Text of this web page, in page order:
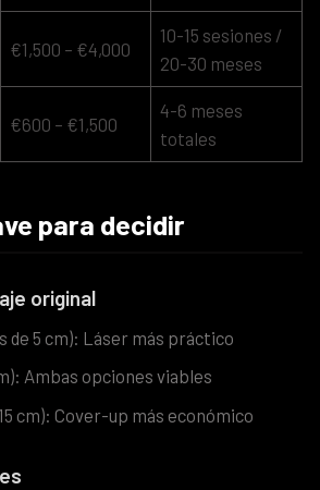
€1,500 – €4,000
10-15 sesiones /
20-30 meses
€600 – €1,500
4-6 meses
totales
para decidir
original
de 5 cm): Láser más práctico
Ambas opciones viables
cm): Cover-up más económico